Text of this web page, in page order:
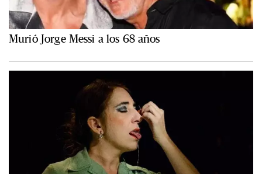
Murió Jorge Messi a los 68 años